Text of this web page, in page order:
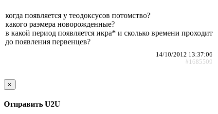
когда появляется у теодоксусов потомство?
какого раэмера новорожденные?
в какой период появляется икра* и сколько времени проходит
до появления первенцев?
14/10/2012 13:37:06
#1685509
×
Отправить U2U